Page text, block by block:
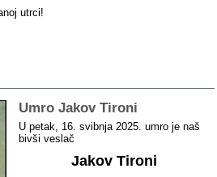
utrci!
Umro Jakov Tironi
U petak, 16. svibnja 2025. umro je naš
bivši veslač
Jakov Tironi